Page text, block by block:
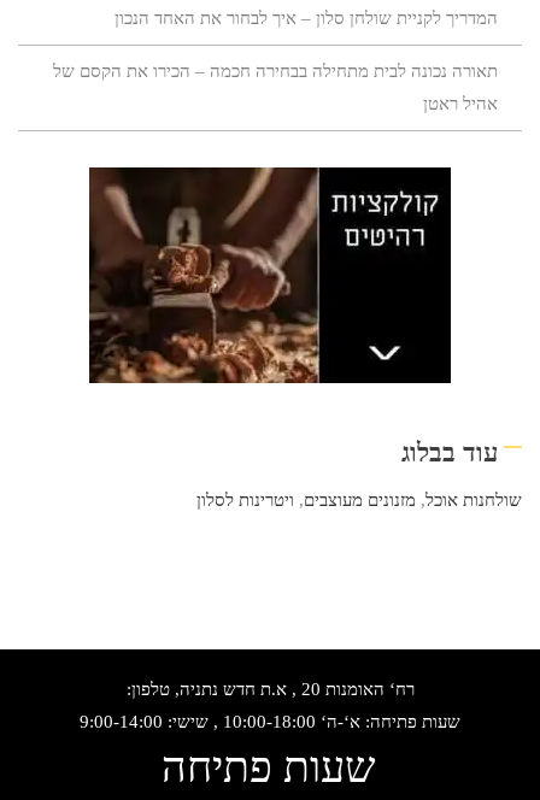
המדריך לקניית שולחן סלון – איך לבחור את האחד הנכון
תאורה נכונה לבית מתחילה בבחירה חכמה – הכירו את הקסם של
אהיל ראטן
עוד בבלוג
שולחנות אוכל, מזנונים מעוצבים, ויטרינות לסלון
רח‘ האומנות 20 , א.ת חדש נתניה, טלפון:
שעות פתיחה: א‘-ה‘ 10:00-18:00 , שישי: 9:00-14:00
שעות פתיחה